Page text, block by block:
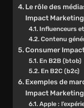
Le rôle des
Impact Marketing
Influenceurs
Contenu
Consumer
En B2B (btob)
En B2C (b2c)
Exemples de
Impact Marketing
Apple :